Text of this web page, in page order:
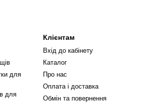
для
для
Клієнтам
Вхід до кабінету
Каталог
Про нас
Оплата і доставка
Обмін та повернення